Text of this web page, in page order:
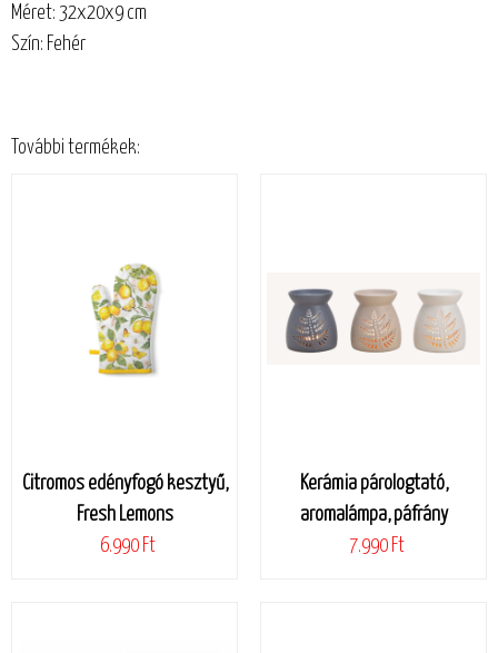
Méret: 32x20x9 cm
Szín: Fehér
További termékek:
Citromos edényfogó kesztyű,
Fresh Lemons
6.990 Ft
Kerámia párologtató,
aromalámpa, páfrány
7.990 Ft